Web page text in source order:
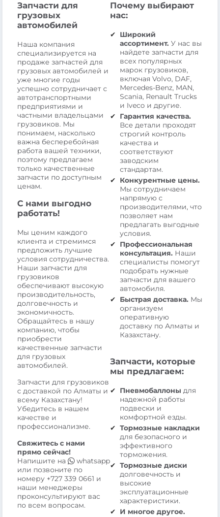
Запчасти для
грузовых
автомобилей
Наша компания
специализируется на
продаже запчастей для
грузовых автомобилей и
уже многие годы
успешно сотрудничает с
автотранспортными
предприятиями и
частными владельцами
грузовиков. Мы
понимаем, насколько
важна бесперебойная
работа вашей техники,
поэтому предлагаем
только качественные
запчасти по доступным
ценам.
С нами выгодно
работать!
Мы ценим каждого
клиента и стремимся
предложить лучшие
условия сотрудничества.
Наши запчасти для
грузовиков
обеспечивают высокую
производительность,
долговечность и
экономичность.
Обращайтесь в нашу
компанию, чтобы
приобрести
качественные запчасти
для грузовых
автомобилей.
Запчасти для грузовиков
с доставкой по Алматы и
всему Казахстану!
Убедитесь в нашем
качестве и
профессионализме.
Свяжитесь с нами
прямо сейчас!
Напишите на
whatsapp
или позвоните по
номеру +727 339 0661 и
наши менеджеры
проконсультируют вас
по всем вопросам.
Почему выбирают
нас:
Широкий
ассортимент. У нас вы
найдете запчасти для
всех популярных
марок грузовиков,
включая Volvo, DAF,
Mercedes-Benz, MAN,
Scania, Renault Trucks
и Iveco и другие.
Гарантия качества.
Все детали проходят
строгий контроль
качества и
соответствуют
заводским
стандартам.
Конкурентные цены.
Мы сотрудничаем
напрямую с
производителями, что
позволяет нам
предлагать выгодные
условия.
Профессиональная
консультация. Наши
специалисты помогут
подобрать нужные
запчасти для вашего
автомобиля.
Быстрая доставка. Мы
организуем
оперативную
доставку по Алматы и
Казахстану.
Запчасти, которые
мы предлагаем:
Пневмобаллоны для
надежной работы
подвески и
комфортной езды.
Тормозные накладки
для безопасного и
эффективного
торможения.
Тормозные диски
долговечность и
высокие
эксплуатационные
характеристики.
И многое другое.